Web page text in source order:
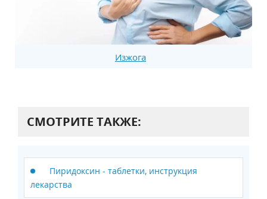
Изжога
СМОТРИТЕ ТАКЖЕ:
Пиридоксин - таблетки, инструкция
лекарства